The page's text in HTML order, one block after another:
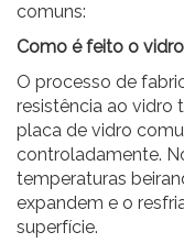
comuns:
Como é feito o
O processo de
resistência ao vidro
placa de vidro
controladamente.
temperaturas
expandem e o
superfície.